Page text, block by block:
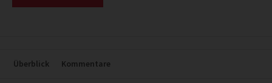
Überblick Kommentare